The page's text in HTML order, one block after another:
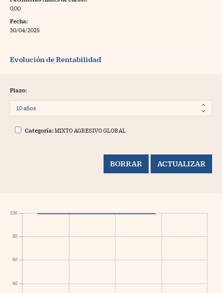
0,00
Fecha:
30/04/2025
Evolución de Rentabilidad
Plazo:
Categoría:MIXTO AGRESIVO GLOBAL
40
60
80
100